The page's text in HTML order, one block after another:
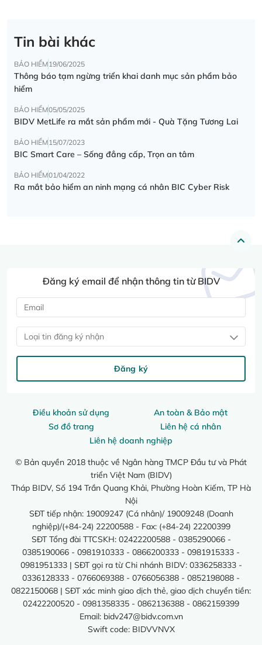
Tin bài khác
BẢO HIỂM19/06/2025
Thông báo tạm ngừng triển khai danh mục sản phẩm bảo
hiểm
BẢO HIỂM05/05/2025
BIDV MetLife ra mắt sản phẩm mới - Quà Tặng Tương Lai
BẢO HIỂM15/07/2023
BIC Smart Care – Sống đẳng cấp, Trọn an tâm
BẢO HIỂM01/04/2022
Ra mắt bảo hiểm an ninh mạng cá nhân BIC Cyber Risk
Điều khoản sử dụng
An toàn & Bảo mật
Sơ đồ trang
Liên hệ cá nhân
Liên hệ doanh nghiệp
© Bản quyền 2018 thuộc về Ngân hàng TMCP Đầu tư và Phát
triển Việt Nam (BIDV)
Tháp BIDV, Số 194 Trần Quang Khải, Phường Hoàn Kiếm, TP Hà
Nội
SĐT tiếp nhận: 19009247 (Cá nhân)/ 19009248 (Doanh
nghiệp)/(+84-24) 22200588 - Fax: (+84-24) 22200399
SĐT Tổng đài TTCSKH: 02422200588 - 0385290066 -
0385190066 - 0981910333 - 0866200333 - 0981915333 -
0981951333 | SĐT gọi ra từ Chi nhánh BIDV: 0336258333 -
0336128333 - 0766069388 - 0766056388 - 0852198088 -
0822150068 | SĐT xác minh giao dịch thẻ, giao dịch chuyển tiền:
02422200520 - 0981358335 - 0862136388 - 0862159399
Email: bidv247@bidv.com.vn
Swift code: BIDVVNVX
Đăng ký email để nhận thông tin từ BIDV
Loại tin đăng ký nhận
Đăng ký